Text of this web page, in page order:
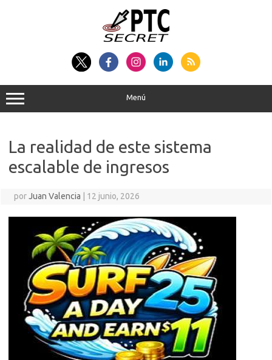
Menú
La realidad de este sistema
escalable de ingresos
porJuan Valencia 12 junio, 2026